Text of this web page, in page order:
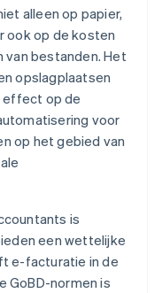
alleen op papier,
ook op de kosten
van bestanden. Het
opslagplaatsen
op de
voor
op het gebied van
is
een wettelijke
e-facturatie in de
GoBD-normen is